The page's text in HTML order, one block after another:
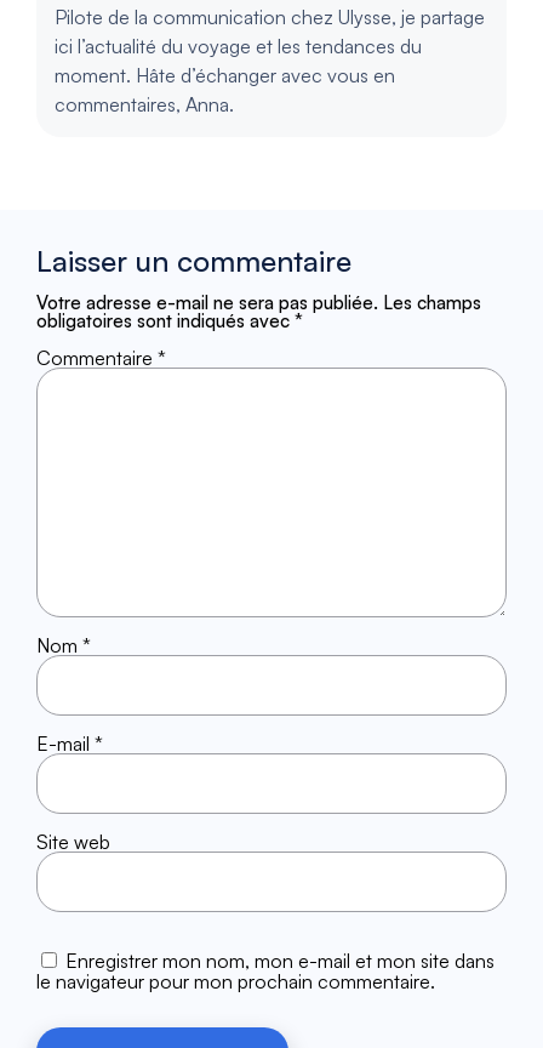
Pilote de la communication chez Ulysse, je partage
ici l’actualité du voyage et les tendances du
moment. Hâte d’échanger avec vous en
commentaires, Anna.
Laisser un commentaire
Votre adresse e-mail ne sera pas publiée. Les champs
obligatoires sont indiqués avec *
Commentaire *
Nom *
E-mail *
Site web
Enregistrer mon nom, mon e-mail et mon site dans
le navigateur pour mon prochain commentaire.